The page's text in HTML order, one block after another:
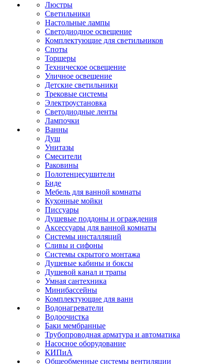
Люстры
Светильники
Настольные лампы
Светодиодное освещение
Комплектующие для светильников
Споты
Торшеры
Техническое освещение
Уличное освещение
Детские светильники
Трековые системы
Электроустановка
Светодиодные ленты
Лампочки
Ванны
Душ
Унитазы
Смесители
Раковины
Полотенцесушители
Биде
Мебель для ванной комнаты
Кухонные мойки
Писсуары
Душевые поддоны и ограждения
Аксессуары для ванной комнаты
Системы инсталляций
Сливы и сифоны
Системы скрытого монтажа
Душевые кабины и боксы
Душевой канал и трапы
Умная сантехника
Минибассейны
Комплектующие для ванн
Водонагреватели
Водоочистка
Баки мембранные
Трубопроводная арматура и автоматика
Насосное оборудование
КИПиА
Общеобменные системы вентиляции